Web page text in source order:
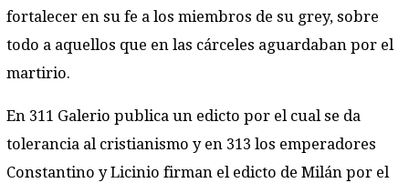
fortalecer en su fe a los miembros de su grey, sobre
todo a aquellos que en las cárceles aguardaban por el
martirio.
En 311 Galerio publica un edicto por el cual se da
tolerancia al cristianismo y en 313 los emperadores
Constantino y Licinio firman el edicto de Milán por el